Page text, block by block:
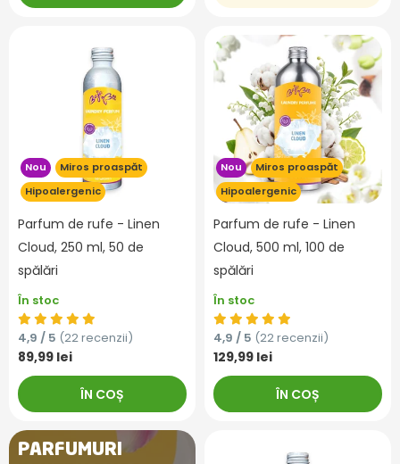
Nou
Miros proaspăt
Hipoalergenic
Parfum de rufe - Linen
Cloud, 250 ml, 50 de
spălări
În stoc
4,9 / 5 (22 recenzii)
89,99 lei
ÎN COȘ
Nou
Miros proaspăt
Hipoalergenic
Parfum de rufe - Linen
Cloud, 500 ml, 100 de
spălări
În stoc
4,9 / 5 (22 recenzii)
129,99 lei
ÎN COȘ
PARFUMURI